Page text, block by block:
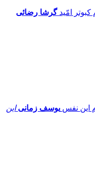
گرشا رضائی
یوسف زمانی این